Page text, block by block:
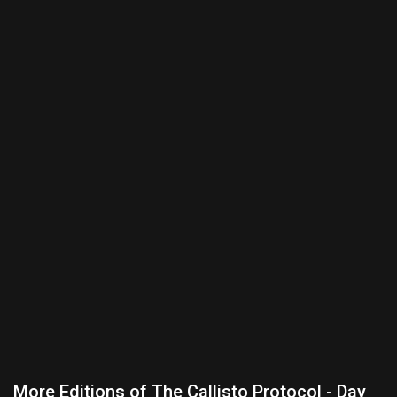
More Editions of The Callisto Protocol - Day